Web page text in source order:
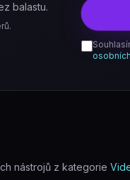
balastu.
nástrojů z kategorie